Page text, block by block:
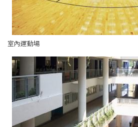
室內運動場